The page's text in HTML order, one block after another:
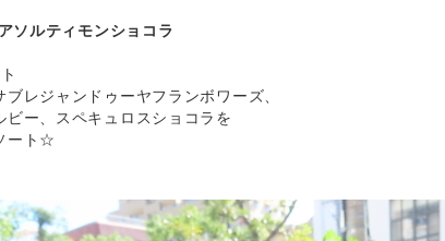
ルティモンショコラ
レジャンドゥーヤフランボワーズ、
ビー、スペキュロスショコラを
ート☆